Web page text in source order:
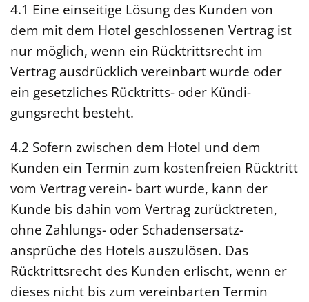
4.1 Eine einseitige Lösung des Kunden von
dem mit dem Hotel geschlossenen Vertrag ist
nur möglich, wenn ein Rücktrittsrecht im
Vertrag ausdrücklich vereinbart wurde oder
ein gesetzliches Rücktritts- oder Kündi-
gungsrecht besteht.
4.2 Sofern zwischen dem Hotel und dem
Kunden ein Termin zum kostenfreien Rücktritt
vom Vertrag verein- bart wurde, kann der
Kunde bis dahin vom Vertrag zurücktreten,
ohne Zahlungs- oder Schadensersatz-
ansprüche des Hotels auszulösen. Das
Rücktrittsrecht des Kunden erlischt, wenn er
dieses nicht bis zum vereinbarten Termin